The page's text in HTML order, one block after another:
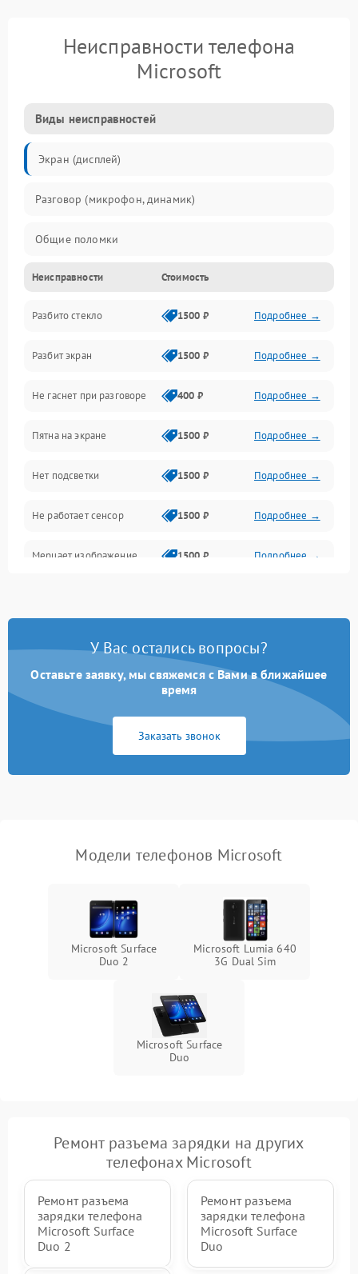
Неисправности телефона
Microsoft
Виды неисправностей
Экран (дисплей)
Разговор (микрофон, динамик)
Общие поломки
Проблемы связи
Камеры
Проблемы с дисплеем и сенсором
Зарядка
Проблемы с питанием, зарядкой и аккумулятором
Проблемы с работой системы, корпусом и другие
Неисправности Стоимость
Разбито стекло 1500 ₽ Подробнее →
Разбит экран 1500 ₽ Подробнее →
Не гаснет при разговоре 400 ₽ Подробнее →
Пятна на экране 1500 ₽ Подробнее →
Нет подсветки 1500 ₽ Подробнее →
Не работает сенсор 1500 ₽ Подробнее →
Мерцает изображение 1500 ₽ Подробнее →
У Вас остались вопросы?
Оставьте заявку, мы свяжемся с Вами в ближайшее
время
Заказать звонок
Модели телефонов Microsoft
Microsoft Surface
Duo 2
Microsoft Lumia 640
3G Dual Sim
Microsoft Surface
Duo
Ремонт разъема зарядки на других
телефонах Microsoft
Ремонт разъема
зарядки телефона
Microsoft Surface
Duo 2
Ремонт разъема
зарядки телефона
Microsoft Surface
Duo